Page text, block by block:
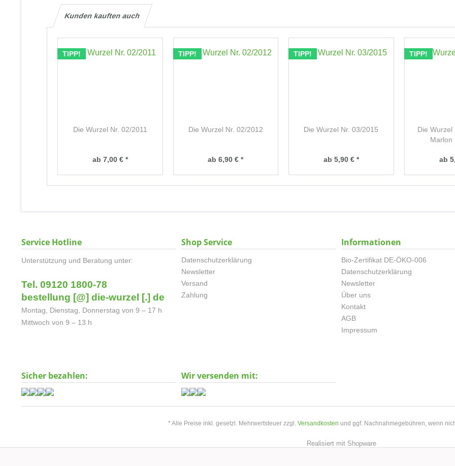
Kunden kauften auch
TIPP!
Die Wurzel Nr. 02/2011
ab 7,00 € *
TIPP!
Die Wurzel Nr. 02/2012
ab 6,90 € *
TIPP!
Die Wurzel Nr. 03/2015
ab 5,90 € *
TIPP!
Die Wurzel
Marlon
ab
Service Hotline
Unterstützung und Beratung unter:
Tel. 09120 1800-78
bestellung [@] die-wurzel [.] de
Montag, Dienstag, Donnerstag von 9 – 17 h
Mittwoch von 9 – 13 h
Shop Service
Datenschutzerklärung
Newsletter
Versand
Zahlung
Informationen
Bio-Zertifikat DE-ÖKO-006
Datenschutzerklärung
Newsletter
Über uns
Kontakt
AGB
Impressum
Sicher bezahlen: Wir versenden mit:
* Alle Preise inkl. gesetzl. Mehrwertsteuer zzgl. Versandkosten und ggf. Nachnahmegebühren, wenn
Realisiert mit Shopware